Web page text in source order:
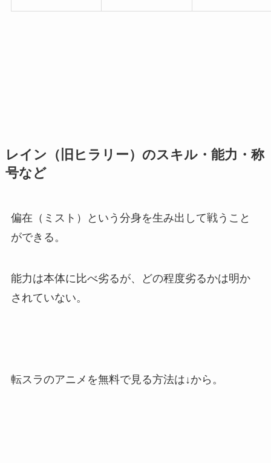
レイン（旧ヒラリー）のスキル・能力・称
号など
偏在（ミスト）という分身を生み出して戦うこと
ができる。
能力は本体に比べ劣るが、どの程度劣るかは明か
されていない。
転スラのアニメを無料で見る方法は↓から。